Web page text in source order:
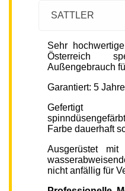
SATTLER
Sehr
Österreich
Außengebrauch
Garantiert: 5 Jahre
Farbe dauerhaft
Ausgerüstet
nicht anfällig für